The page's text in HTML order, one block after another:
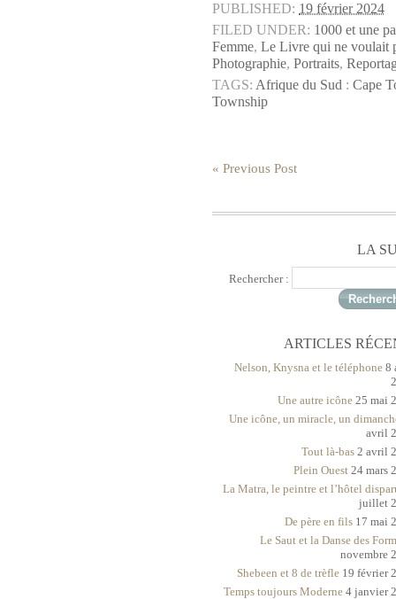
PUBLISHED: 19 février 2024
FILED UNDER: 1000 et une
Femme, Le Livre qui ne voulait
Photographie, Portraits,
TAGS: Afrique du Sud : Cape
Township
« Previous Post
LA
Rechercher :
ARTICLES
Nelson, Knysna et le téléphone 8
Une autre icône 25 mai
Une icône, un miracle, un
avril
Tout là-bas 2 avril
Plein Ouest 24 mars
La Matra, le peintre et l’hôtel
juillet
De père en fils 17 mai
Le Saut et la Danse des
novembre
Shebeen et 8 de trèfle 19 février
Temps toujours Moderne 4 janvier